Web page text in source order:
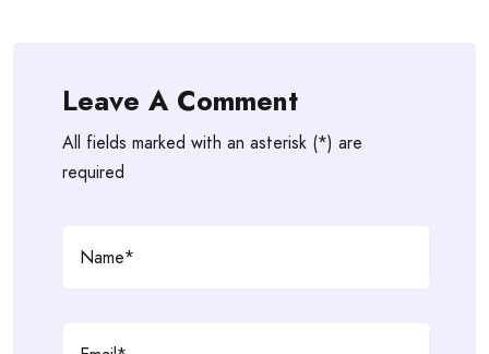
Leave A Comment
All fields marked with an asterisk (*) are
required